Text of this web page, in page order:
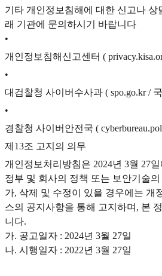
기타 개인정보침해에 대한 신고나
래 기관에 문의하시기 바랍니다
•
개인정보침해신고센터 (
•
대검찰청 사이버수사과 ( spo.go.kr /
•
경찰청 사이버안전국 (
제13조 고지의 의무
개인정보처리방침은 2024년 3월 27
정부 및 회사의 정책 또는 보안기술
가, 삭제 및 수정이 있을 경우에는 개
스의 공지사항을 통해 고지하며, 본
니다.
가. 공고일자 : 2024년 3월 27일
나. 시행일자 : 2022년 3월 27일